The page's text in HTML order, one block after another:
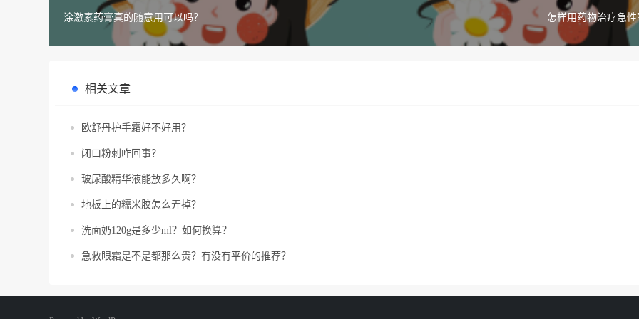
涂激素药膏真的随意用可以吗？ 怎样用药物治疗急
相关文章
欧舒丹护手霜好不好用？
闭口粉刺咋回事？
玻尿酸精华液能放多久啊？
地板上的糯米胶怎么弄掉？
洗面奶120g是多少ml？如何换算？
急救眼霜是不是都那么贵？有没有平价的推荐？